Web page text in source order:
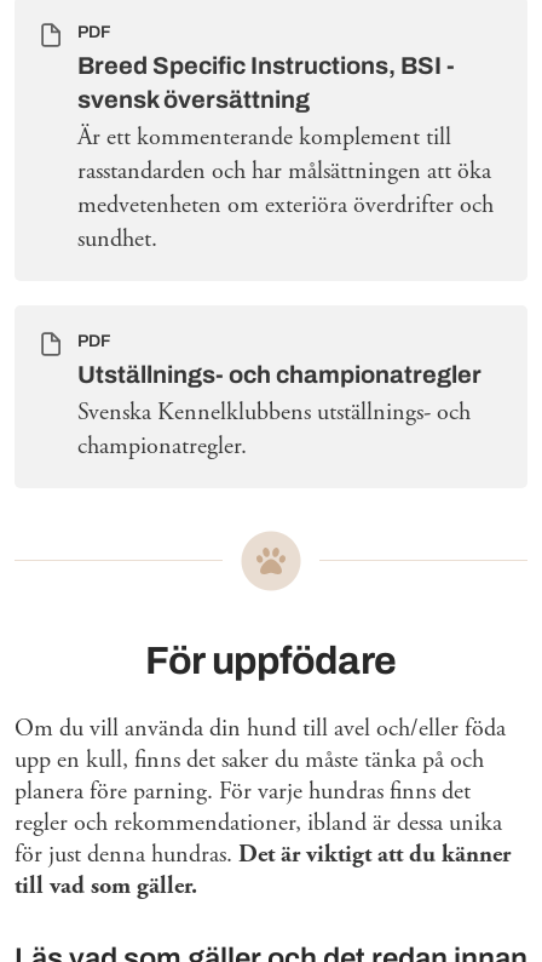
PDF
Breed Specific Instructions, BSI -
svensk översättning
Är ett kommenterande komplement till
rasstandarden och har målsättningen att öka
medvetenheten om exteriöra överdrifter och
sundhet.
PDF
Utställnings- och championatregler
Svenska Kennelklubbens utställnings- och
championatregler.
För uppfödare
Om du vill använda din hund till avel och/eller föda
upp en kull, finns det saker du måste tänka på och
planera före parning. För varje hundras finns det
regler och rekommendationer, ibland är dessa unika
för just denna hundras. Det är viktigt att du känner
till vad som gäller.